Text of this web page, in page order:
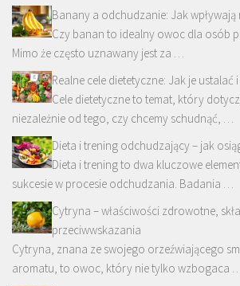
Banany a odchudzanie: Jak wpływają
Czy banan to idealny owoc dla osób
Mimo że często uznawany jest za …
Realne cele dietetyczne: Jak je ustalać
Cele dietetyczne to temat, który
niezależnie od tego, czy chcemy schudnąć, …
Dieta i trening odchudzający – jak
Dieta i trening to dwa kluczowe
sukcesie w procesie odchudzania. Badania …
Cytryna – właściwości zdrowotne,
przeciwwskazania
Cytryna, znana ze swojego orzeźwiającego
aromatu, to owoc, który nie tylko wzbogaca …